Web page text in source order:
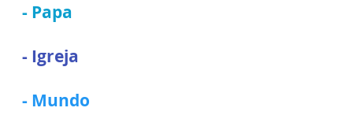
- Papa
- Igreja
- Mundo